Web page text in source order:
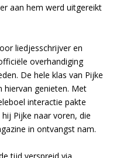
aan hem werd uitgereikt
liedjesschrijver en
overhandiging
De hele klas van Pijke
hiervan genieten. Met
interactie pakte
Pijke naar voren, die
in ontvangst nam.